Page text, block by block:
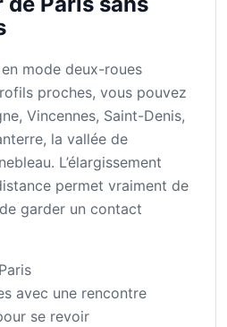
mode deux-roues
proches, vous pouvez
Vincennes, Saint-Denis,
la vallée de
L’élargissement
permet vraiment de
garder un contact
avec une rencontre
se revoir